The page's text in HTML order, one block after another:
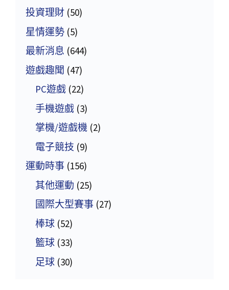
投資理財 (50)
星情運勢 (5)
最新消息 (644)
遊戲趣聞 (47)
PC遊戲 (22)
手機遊戲 (3)
掌機/遊戲機 (2)
電子競技 (9)
運動時事 (156)
其他運動 (25)
國際大型賽事 (27)
棒球 (52)
籃球 (33)
足球 (30)